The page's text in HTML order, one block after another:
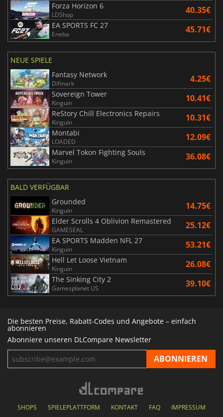
Forza Horizon 6
LDShop 40.35€
EA SPORTS FC 27
Eneba 45.71€
NEUE SPIELE
Fantasy Network
Difmark 4.25€
Sovereign Tower
Kinguin 10.41€
ReStory Chill Electronics Repairs
Kinguin 10.31€
Montabi
LOADED 12.09€
Marvel Tokon Fighting Souls
Kinguin 36.08€
BALD VERFÜGBAR
Grounded
Kinguin 14.75€
Elder Scrolls 4 Oblivion Remastered
GAMESEAL 25.12€
EA SPORTS Madden NFL 27
Kinguin 53.21€
Hell Let Loose Vietnam
Kinguin 26.08€
The Sinking City 2
Gamesplanet US 39.10€
Die besten Preise, Rabatt-Codes und Angebote – einfach
abonnieren
Abonniere unseren DLCompare Newsletter
SHOPS SPIELEPLATTFORM KONTAKT FAQ IMPRESSUM